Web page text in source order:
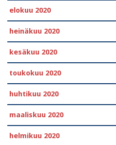
elokuu 2020
heinäkuu 2020
kesäkuu 2020
toukokuu 2020
huhtikuu 2020
maaliskuu 2020
helmikuu 2020